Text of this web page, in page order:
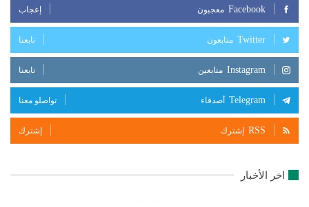
Facebook معجبون إعجاب
Twitter متابعون تابعنا
Instagram متابعين تابعنا
Telegram أصدقاء تواصلو معنا
RSS إشترك إشترك
اخر الأخبار